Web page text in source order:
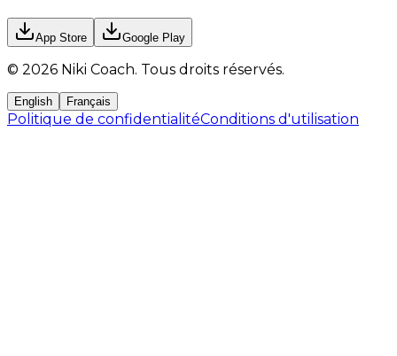
App Store Google Play
© 2026 Niki Coach. Tous droits réservés.
English Français
Politique de confidentialitéConditions d'utilisation